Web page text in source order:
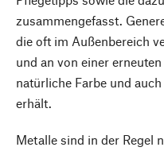
zusammengefasst.
die oft im Außenbereich
und an von einer
natürliche Farbe und
erhält.
Metalle sind in der Regel